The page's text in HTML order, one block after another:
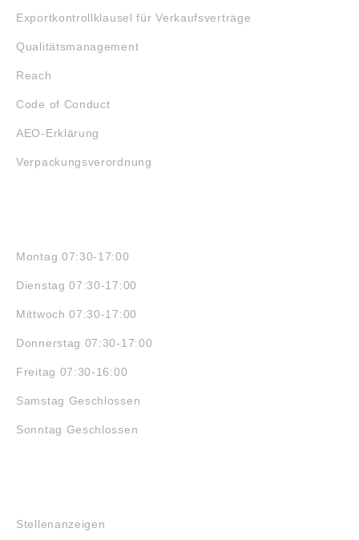
Exportkontrollklausel für Verkaufsverträge
Qualitätsmanagement
Reach
Code of Conduct
AEO-Erklärung
Verpackungsverordnung
Montag 07:30-17:00
Dienstag 07:30-17:00
Mittwoch 07:30-17:00
Donnerstag 07:30-17:00
Freitag 07:30-16:00
Samstag Geschlossen
Sonntag Geschlossen
Stellenanzeigen